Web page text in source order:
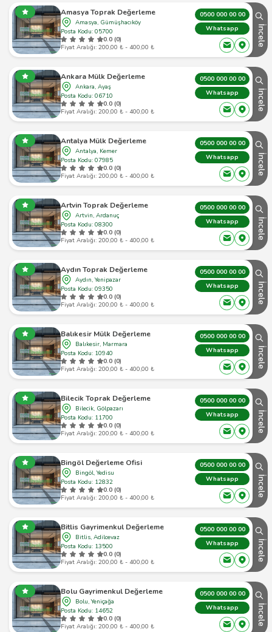
Amasya Toprak Değerleme
Amasya, Gümüşhacıköy
Posta Kodu: 05700
0.0 (0)
Fiyat Aralığı: 200,00 ₺ - 400,00 ₺
0500 000 00 00
Whatsapp
İncele
Ankara Mülk Değerleme
Ankara, Ayaş
Posta Kodu: 06710
0.0 (0)
Fiyat Aralığı: 200,00 ₺ - 400,00 ₺
0500 000 00 00
Whatsapp
İncele
Antalya Mülk Değerleme
Antalya, Kemer
Posta Kodu: 07985
0.0 (0)
Fiyat Aralığı: 200,00 ₺ - 400,00 ₺
0500 000 00 00
Whatsapp
İncele
Artvin Toprak Değerleme
Artvin, Ardanuç
Posta Kodu: 08300
0.0 (0)
Fiyat Aralığı: 200,00 ₺ - 400,00 ₺
0500 000 00 00
Whatsapp
İncele
Aydın Toprak Değerleme
Aydın, Yenipazar
Posta Kodu: 09350
0.0 (0)
Fiyat Aralığı: 200,00 ₺ - 400,00 ₺
0500 000 00 00
Whatsapp
İncele
Balıkesir Mülk Değerleme
Balıkesir, Marmara
Posta Kodu: 10940
0.0 (0)
Fiyat Aralığı: 200,00 ₺ - 400,00 ₺
0500 000 00 00
Whatsapp
İncele
Bilecik Toprak Değerleme
Bilecik, Gölpazarı
Posta Kodu: 11700
0.0 (0)
Fiyat Aralığı: 200,00 ₺ - 400,00 ₺
0500 000 00 00
Whatsapp
İncele
Bingöl Değerleme Ofisi
Bingöl, Yedisu
Posta Kodu: 12832
0.0 (0)
Fiyat Aralığı: 200,00 ₺ - 400,00 ₺
0500 000 00 00
Whatsapp
İncele
Bitlis Gayrimenkul Değerleme
Bitlis, Adilcevaz
Posta Kodu: 13500
0.0 (0)
Fiyat Aralığı: 200,00 ₺ - 400,00 ₺
0500 000 00 00
Whatsapp
İncele
Bolu Gayrimenkul Değerleme
Bolu, Yeniçağa
Posta Kodu: 14652
0.0 (0)
Fiyat Aralığı: 200,00 ₺ - 400,00 ₺
0500 000 00 00
Whatsapp
İncele